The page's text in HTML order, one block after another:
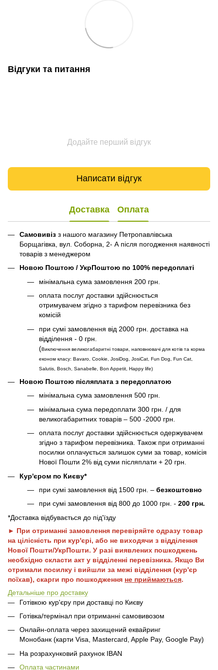
Відгуки та питання
Додайте перший відгук
Написати відгук
Доставка Оплата
Самовивіз з нашого магазину Петропавлівська
Борщагівка, вул. Соборна, 2- А після погодження наявності
товарів з менеджером
Новою Поштою / УкрПоштою по 100% передоплаті
мінімальна сума замовлення 200 грн.
оплата послуг доставки здійснюється
отримувачем згідно з тарифом перевізника без
комісій
при сумі замовлення від 2000 грн. доставка на
відділення - 0 грн.
(Виключення великогабаритні товари, наповнювачі для котів та корма
економ класу: Bavaro, Cookie, JosiDog, JosiCat, Fun Dog, Fun Cat,
Salutis, Bosch, Sanabelle, Bon Appetit, Happy life)
Новою Поштою післяплата з передоплатою
мінімальна сума замовлення 500 грн.
мінімальна сума передоплати 300 грн. / для
великогабаритних товарів – 500 -2000 грн.
оплата послуг доставки здійснюється одержувачем
згідно з тарифом перевізника. Також при отриманні
посилки оплачується залишок суми за товар, комісія
Нової Пошти 2% від суми післяплати + 20 грн.
Кур'єром по Києву*
при сумі замовлення від 1500 грн. – безкоштовно
при сумі замовлення від 800 до 1000 грн. - 200 грн.
*Доставка відбувається до під'їзду
► При отриманні замовлення перевіряйте одразу товар
на цілісність при кур'єрі, або не виходячи з відділення
Нової Пошти/УкрПошти. У разі виявлених пошкоджень
необхідно скласти акт у відділенні перевізника. Якщо Ви
отримали посилку і вийшли за межі відділення (кур'єр
поїхав), скарги про пошкодження не приймаються.
Детальніше про доставку
Готівкою кур'єру при доставці по Києву
Готівка/термінал при отриманні самовивозом
Онлайн-оплата через захищений еквайринг
Монобанк (карти Visa, Mastercard, Apple Pay, Google Pay)
На розрахунковий рахунок IBAN
Оплата частинами